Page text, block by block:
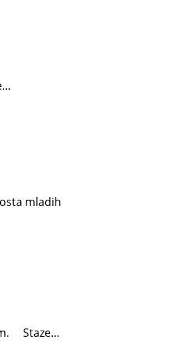
mladih
Staze…